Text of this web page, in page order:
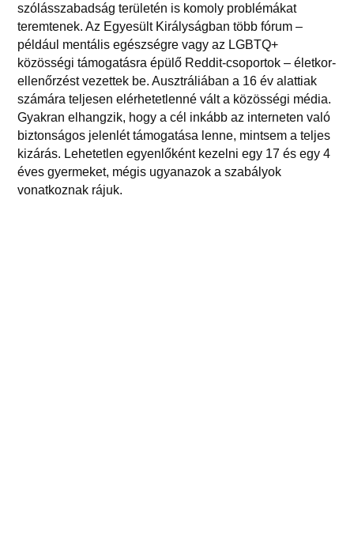
szólásszabadság területén is komoly problémákat
teremtenek. Az Egyesült Királyságban több fórum –
például mentális egészségre vagy az LGBTQ+
közösségi támogatásra épülő Reddit-csoportok – életkor-
ellenőrzést vezettek be. Ausztráliában a 16 év alattiak
számára teljesen elérhetetlenné vált a közösségi média.
Gyakran elhangzik, hogy a cél inkább az interneten való
biztonságos jelenlét támogatása lenne, mintsem a teljes
kizárás. Lehetetlen egyenlőként kezelni egy 17 és egy 4
éves gyermeket, mégis ugyanazok a szabályok
vonatkoznak rájuk.